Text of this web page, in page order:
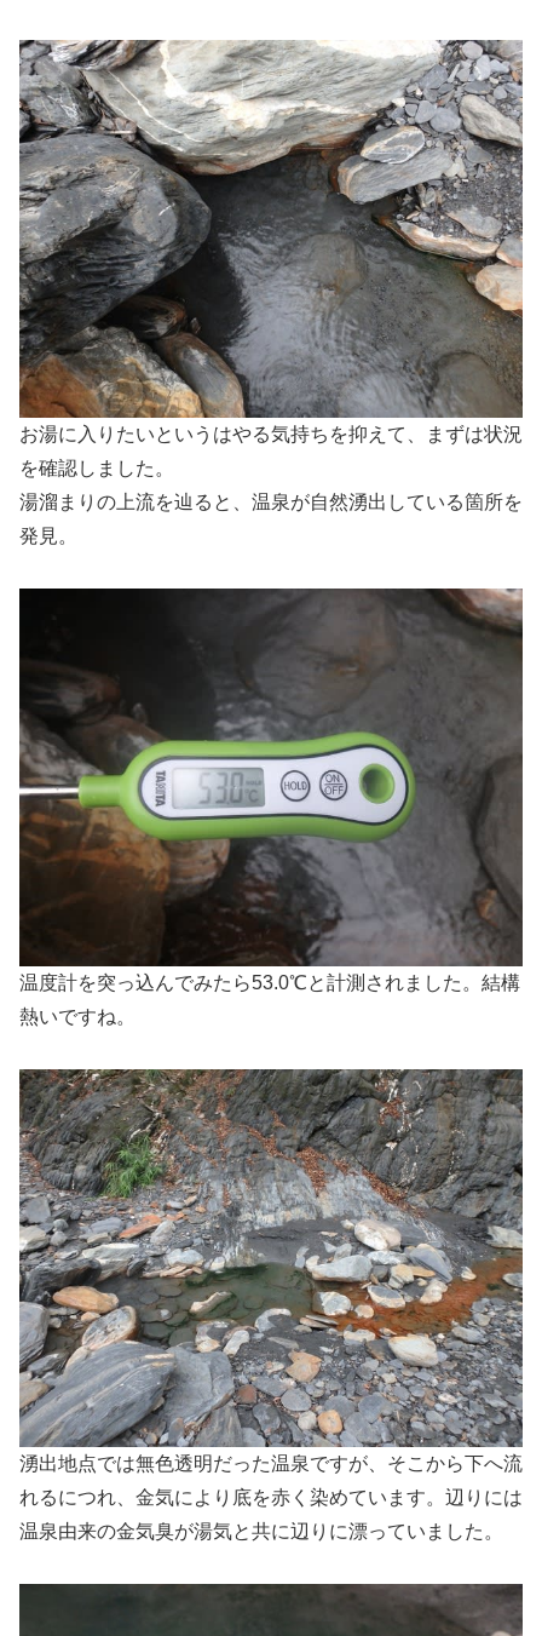
お湯に入りたいというはやる気持ちを抑えて、まずは状況
を確認しました。
湯溜まりの上流を辿ると、温泉が自然湧出している箇所を
発見。
温度計を突っ込んでみたら53.0℃と計測されました。結構
熱いですね。
湧出地点では無色透明だった温泉ですが、そこから下へ流
れるにつれ、金気により底を赤く染めています。辺りには
温泉由来の金気臭が湯気と共に辺りに漂っていました。